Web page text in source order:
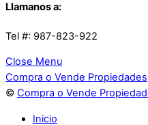
Llamanos a:
Tel #: 987-823-922
Close Menu
Compra o Vende Propiedades
© Compra o Vende
Inicio